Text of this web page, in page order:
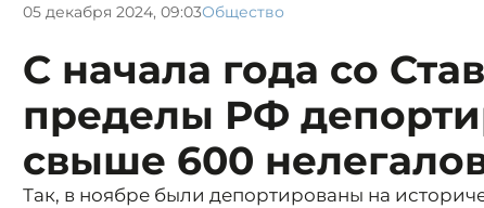
05 декабря 2024, 09:03Общество
С начала года со
пределы РФ
свыше 600
Так, в ноябре были депортированы на